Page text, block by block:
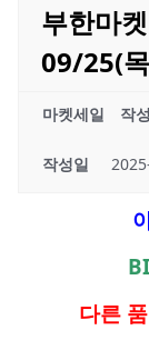
부한마
09/25(
마켓세일 작
작성일
다른